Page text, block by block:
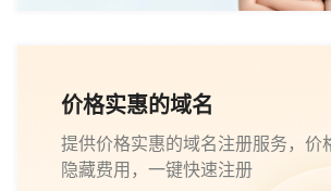
价格实惠的域名
提供价格实惠的域名注册服务，价
隐藏费用，一键快速注册